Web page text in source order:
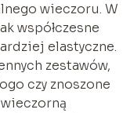
wieczoru. W
współczesne
elastyczne.
zestawów,
czy znoszone